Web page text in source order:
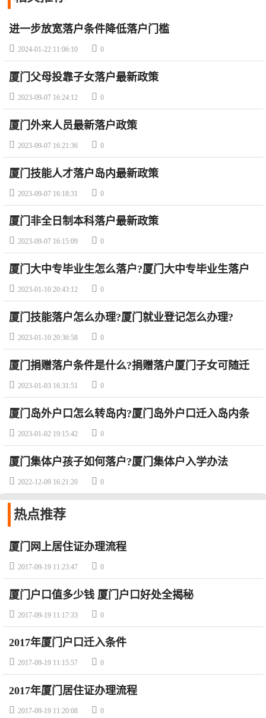
进一步放宽落户条件降低落户门槛
 2024-01-22 11:06:10  0
厦门父母投靠子女落户最新政策
 2023-09-07 16:24:12  0
厦门外来人员最新落户政策
 2023-09-07 16:21:36  0
厦门技能人才落户岛内最新政策
 2023-09-07 16:18:31  0
厦门非全日制本科落户最新政策
 2023-09-07 16:15:09  0
厦门大中专毕业生怎么落户?厦门大中专毕业生落户
指南
 2023-01-10 20:43:12  0
厦门技能落户怎么办理?厦门就业登记怎么办理?
 2023-01-10 20:36:58  0
厦门捐赠落户条件是什么?捐赠落户厦门子女可随迁
吗?
 2023-01-03 16:31:51  0
厦门岛外户口怎么转岛内?厦门岛外户口迁入岛内条
件
 2023-01-02 19:15:42  0
厦门集体户孩子如何落户?厦门集体户入学办法
 2022-12-09 16:21:20  0
热点推荐
厦门网上居住证办理流程
 2017-09-19 11:23:47  0
厦门户口值多少钱 厦门户口好处全揭秘
 2017-09-19 11:17:33  0
2017年厦门户口迁入条件
 2017-09-19 11:15:57  0
2017年厦门居住证办理流程
 2017-09-19 11:20:08  0